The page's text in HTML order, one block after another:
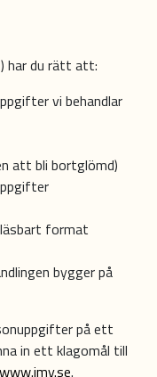
har du rätt att:
vi behandlar
att bli bortglömd)
format
bygger på
på ett
in ett klagomål till
www.imy.se.